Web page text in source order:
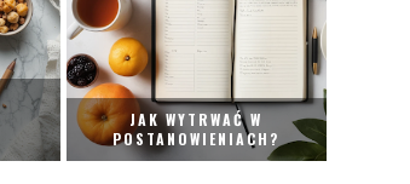
JAK WYTRWAĆ W
POSTANOWIENIACH?